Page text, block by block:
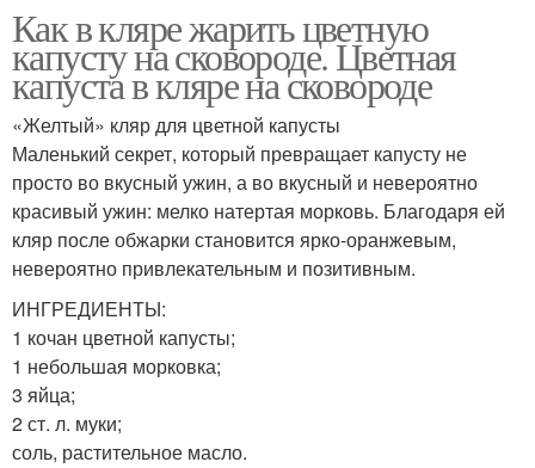
Как в кляре жарить цветную
капусту на сковороде. Цветная
капуста в кляре на сковороде
«Желтый» кляр для цветной капусты
Маленький секрет, который превращает капусту не
просто во вкусный ужин, а во вкусный и невероятно
красивый ужин: мелко натертая морковь. Благодаря ей
кляр после обжарки становится ярко-оранжевым,
невероятно привлекательным и позитивным.
ИНГРЕДИЕНТЫ:
1 кочан цветной капусты;
1 небольшая морковка;
3 яйца;
2 ст. л. муки;
соль, растительное масло.